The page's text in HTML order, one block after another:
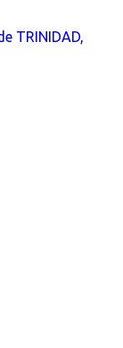
TRINIDAD,